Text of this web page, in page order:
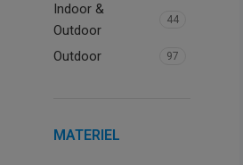
Indoor &
Outdoor
44
Outdoor 97
MATERIEL